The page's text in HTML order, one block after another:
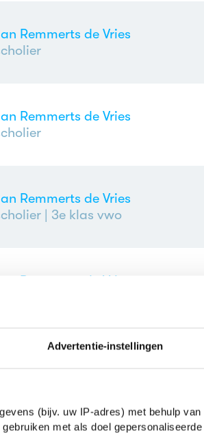
Advertentie-instellingen
(bijv. uw IP-adres) met behulp van
met als doel
Remmerts de Vries
Remmerts de Vries
Remmerts de Vries
| 3e klas vwo
Remmerts de Vries
Remmerts de Vries